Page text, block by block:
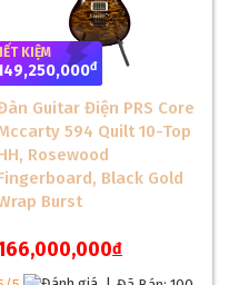
15 "S" Humbucker
Locking Tuners
1000 Series
KIỆM
đ
Guitar Điện PRS Core
594 Quilt 10-Top
Rosewood
Black Gold
Burst
đ